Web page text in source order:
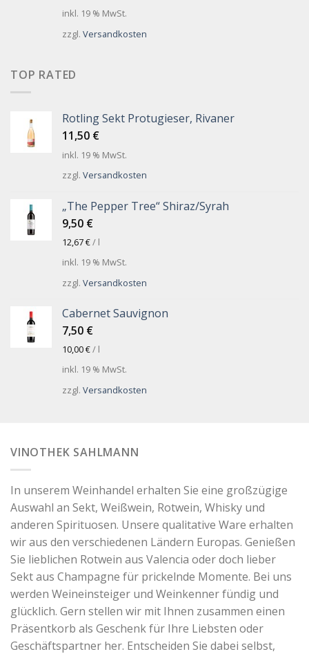
inkl. 19 % MwSt.
zzgl. Versandkosten
TOP RATED
Rotling Sekt Protugieser, Rivaner
11,50 €
inkl. 19 % MwSt.
zzgl. Versandkosten
„The Pepper Tree“ Shiraz/Syrah
9,50 €
12,67€/ l
inkl. 19 % MwSt.
zzgl. Versandkosten
Cabernet Sauvignon
7,50 €
10,00€/ l
inkl. 19 % MwSt.
zzgl. Versandkosten
VINOTHEK SAHLMANN
In unserem Weinhandel erhalten Sie eine großzügige
Auswahl an Sekt, Weißwein, Rotwein, Whisky und
anderen Spirituosen. Unsere qualitative Ware erhalten
wir aus den verschiedenen Ländern Europas. Genießen
Sie lieblichen Rotwein aus Valencia oder doch lieber
Sekt aus Champagne für prickelnde Momente. Bei uns
werden Weineinsteiger und Weinkenner fündig und
glücklich. Gern stellen wir mit Ihnen zusammen einen
Präsentkorb als Geschenk für Ihre Liebsten oder
Geschäftspartner her. Entscheiden Sie dabei selbst,